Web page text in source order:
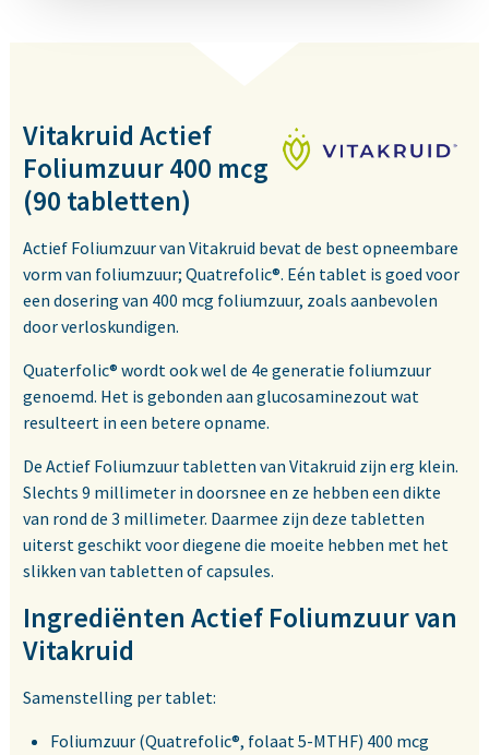
Vitakruid Actief
Foliumzuur 400 mcg
(90 tabletten)
Actief Foliumzuur van Vitakruid bevat de best opneembare
vorm van foliumzuur; Quatrefolic®. Eén tablet is goed voor
een dosering van 400 mcg foliumzuur, zoals aanbevolen
door verloskundigen.
Quaterfolic® wordt ook wel de 4e generatie foliumzuur
genoemd. Het is gebonden aan glucosaminezout wat
resulteert in een betere opname.
De Actief Foliumzuur tabletten van Vitakruid zijn erg klein.
Slechts 9 millimeter in doorsnee en ze hebben een dikte
van rond de 3 millimeter. Daarmee zijn deze tabletten
uiterst geschikt voor diegene die moeite hebben met het
slikken van tabletten of capsules.
Ingrediënten Actief Foliumzuur van
Vitakruid
Samenstelling per tablet:
Foliumzuur (Quatrefolic®, folaat 5-MTHF) 400 mcg